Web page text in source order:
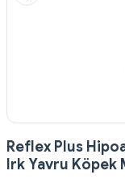
Reflex Plus
Irk Yavru Köpek